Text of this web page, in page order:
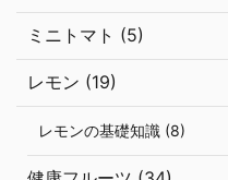
ミニトマト (5)
レモン (19)
レモンの基礎知識 (8)